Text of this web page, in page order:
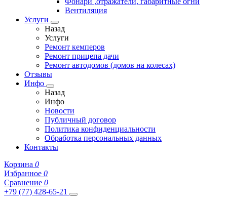
Вентиляция
Услуги
Назад
Услуги
Ремонт кемперов
Ремонт прицепа дачи
Ремонт автодомов (домов на колесах)
Отзывы
Инфо
Назад
Инфо
Новости
Публичный договор
Политика конфиденциальности
Обработка персональных данных
Контакты
Корзина 0
Избранное 0
Сравнение 0
+79 (77) 428-65-21